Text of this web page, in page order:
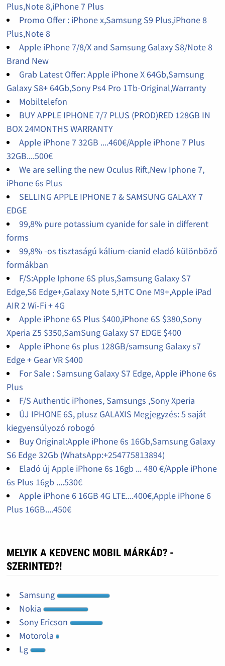
Plus,Note 8,iPhone 7 Plus
Promo Offer : iPhone x,Samsung S9 Plus,iPhone 8
Plus,Note 8
Apple iPhone 7/8/X and Samsung Galaxy S8/Note 8
Brand New
Grab Latest Offer: Apple iPhone X 64Gb,Samsung
Galaxy S8+ 64Gb,Sony Ps4 Pro 1Tb-Original,Warranty
Mobiltelefon
BUY APPLE IPHONE 7/7 PLUS (PROD)RED 128GB IN
BOX 24MONTHS WARRANTY
Apple iPhone 7 32GB ....460€/Apple iPhone 7 Plus
32GB....500€
We are selling the new Oculus Rift,New Iphone 7,
iPhone 6s Plus
SELLING APPLE IPHONE 7 & SAMSUNG GALAXY 7
EDGE
99,8% pure potassium cyanide for sale in different
forms
99,8% -os tisztaságú kálium-cianid eladó különböző
formákban
F/S:Apple Iphone 6S plus,Samsung Galaxy S7
Edge,S6 Edge+,Galaxy Note 5,HTC One M9+,Apple iPad
AIR 2 Wi-Fi + 4G
Apple iPhone 6S Plus $400,iPhone 6S $380,Sony
Xperia Z5 $350,SamSung Galaxy S7 EDGE $400
Apple iPhone 6s plus 128GB/samsung Galaxy s7
Edge + Gear VR $400
For Sale : Samsung Galaxy S7 Edge, Apple iPhone 6s
Plus
F/S Authentic iPhones, Samsungs ,Sony Xperia
ÚJ IPHONE 6S, plusz GALAXIS Megjegyzés: 5 saját
kiegyensúlyozó robogó
Buy Original:Apple iPhone 6s 16Gb,Samsung Galaxy
S6 Edge 32Gb (WhatsApp:+254775813894)
Eladó új Apple iPhone 6s 16gb ... 480 €/Apple iPhone
6s Plus 16gb ....530€
Apple iPhone 6 16GB 4G LTE....400€,Apple iPhone 6
Plus 16GB....450€
MELYIK A KEDVENC MOBIL MÁRKÁD? -
SZERINTED?!
Samsung
Nokia
Sony Ericson
Motorola
Lg